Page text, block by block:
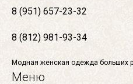
8 (951) 657-23-32
8 (812) 981-93-34
Модная женская одежда больших
Меню